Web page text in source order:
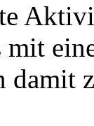
mit
damit